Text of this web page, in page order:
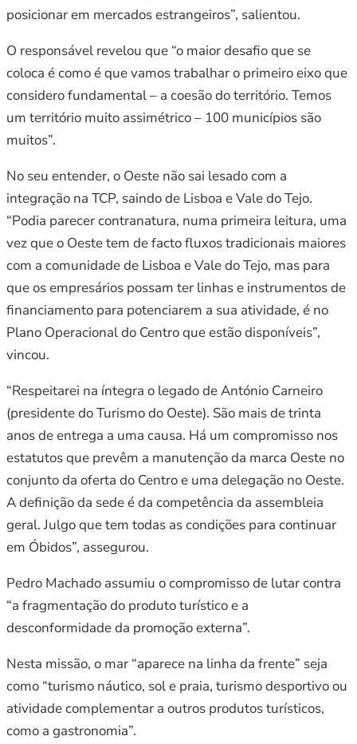
posicionar em mercados estrangeiros”, salientou.
O responsável revelou que “o maior desafio que se
coloca é como é que vamos trabalhar o primeiro eixo que
considero fundamental – a coesão do território. Temos
um território muito assimétrico – 100 municípios são
muitos”.
No seu entender, o Oeste não sai lesado com a
integração na TCP, saindo de Lisboa e Vale do Tejo.
“Podia parecer contranatura, numa primeira leitura, uma
vez que o Oeste tem de facto fluxos tradicionais maiores
com a comunidade de Lisboa e Vale do Tejo, mas para
que os empresários possam ter linhas e instrumentos de
financiamento para potenciarem a sua atividade, é no
Plano Operacional do Centro que estão disponíveis”,
vincou.
“Respeitarei na íntegra o legado de António Carneiro
(presidente do Turismo do Oeste). São mais de trinta
anos de entrega a uma causa. Há um compromisso nos
estatutos que prevêm a manutenção da marca Oeste no
conjunto da oferta do Centro e uma delegação no Oeste.
A definição da sede é da competência da assembleia
geral. Julgo que tem todas as condições para continuar
em Óbidos”, assegurou.
Pedro Machado assumiu o compromisso de lutar contra
“a fragmentação do produto turístico e a
desconformidade da promoção externa”.
Nesta missão, o mar “aparece na linha da frente” seja
como “turismo náutico, sol e praia, turismo desportivo ou
atividade complementar a outros produtos turísticos,
como a gastronomia”.